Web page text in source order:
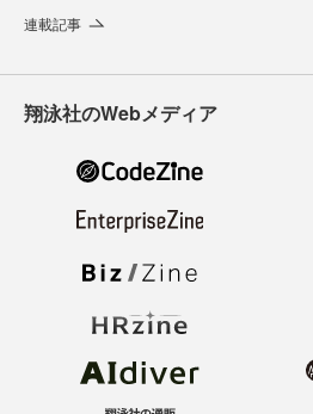
連載記事
翔泳社のWebメディア